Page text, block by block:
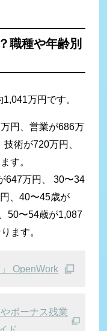
職種や年齢別
万円です。
円、営業が686万
術が720万円、
す。
647万円、 30〜34
、40〜45歳が
50〜54歳が1,087
ます。
OpenWork
ボーナス残業